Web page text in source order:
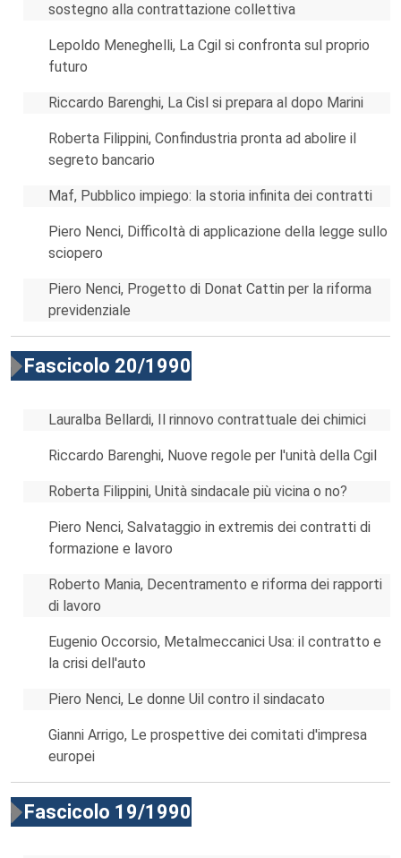
sostegno alla contrattazione collettiva
Lepoldo Meneghelli, La Cgil si confronta sul proprio
futuro
Riccardo Barenghi, La Cisl si prepara al dopo Marini
Roberta Filippini, Confindustria pronta ad abolire il
segreto bancario
Maf, Pubblico impiego: la storia infinita dei contratti
Piero Nenci, Difficoltà di applicazione della legge sullo
sciopero
Piero Nenci, Progetto di Donat Cattin per la riforma
previdenziale
Fascicolo 20/1990
Lauralba Bellardi, Il rinnovo contrattuale dei chimici
Riccardo Barenghi, Nuove regole per l'unità della Cgil
Roberta Filippini, Unità sindacale più vicina o no?
Piero Nenci, Salvataggio in extremis dei contratti di
formazione e lavoro
Roberto Mania, Decentramento e riforma dei rapporti
di lavoro
Eugenio Occorsio, Metalmeccanici Usa: il contratto e
la crisi dell'auto
Piero Nenci, Le donne Uil contro il sindacato
Gianni Arrigo, Le prospettive dei comitati d'impresa
europei
Fascicolo 19/1990